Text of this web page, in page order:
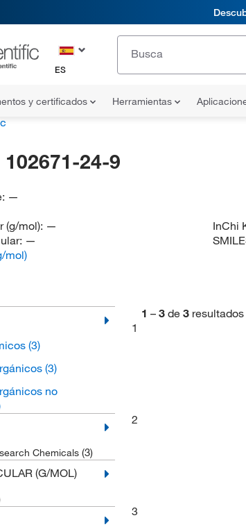
ES
y certificados Herramientas
102671-24-9
—
(g/mol): —
—
InChi
mol)
(3)
(3)
no
Chemicals (3)
(G/MOL)
1 – 3 de 3 resultados
1
2
3